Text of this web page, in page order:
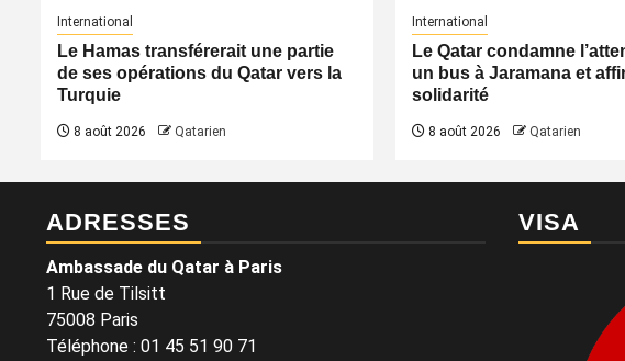
International
Le Hamas transférerait une partie
de ses opérations du Qatar vers la
Turquie
8 août 2026 Qatarien
International
Le Qatar condamne
un bus à Jaramana et
solidarité
8 août 2026 Qatarien
ADRESSES
Ambassade du Qatar à Paris
1 Rue de Tilsitt
75008 Paris
Téléphone : 01 45 51 90 71
VISA